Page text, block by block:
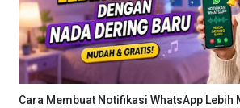
Cara Membuat Notifikasi WhatsApp Lebih